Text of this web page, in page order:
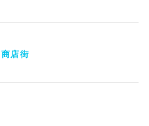
商店街